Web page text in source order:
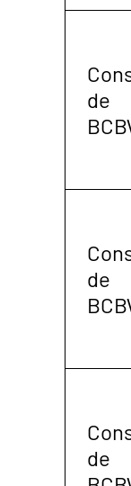
de
de
de